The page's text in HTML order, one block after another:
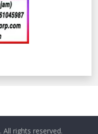
. All rights reserved.